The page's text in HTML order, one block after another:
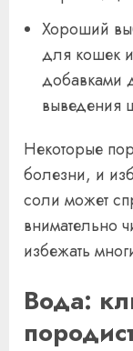
Хороший
для кошек
добавками
выведения
Некоторые
болезни, и
соли может
внимательно
избежать
Вода: